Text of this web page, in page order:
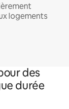
logements
des
durée